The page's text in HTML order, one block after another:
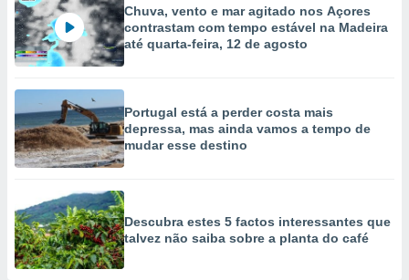
Chuva, vento e mar agitado nos Açores
contrastam com tempo estável na Madeira
até quarta-feira, 12 de agosto
Portugal está a perder costa mais
depressa, mas ainda vamos a tempo de
mudar esse destino
Descubra estes 5 factos interessantes que
talvez não saiba sobre a planta do café